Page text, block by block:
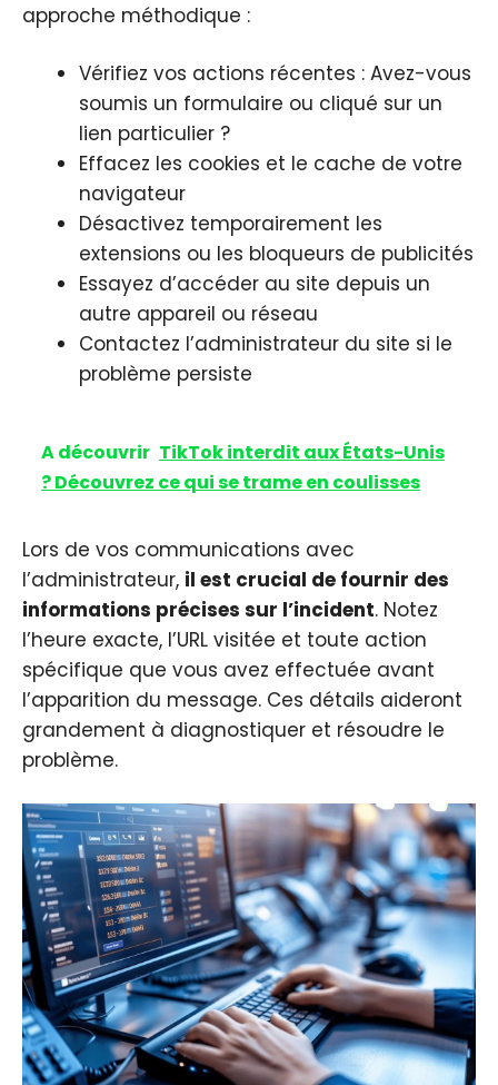
approche méthodique :
Vérifiez vos actions récentes : Avez-vous
soumis un formulaire ou cliqué sur un
lien particulier ?
Effacez les cookies et le cache de votre
navigateur
Désactivez temporairement les
extensions ou les bloqueurs de publicités
Essayez d’accéder au site depuis un
autre appareil ou réseau
Contactez l’administrateur du site si le
problème persiste
A découvrir TikTok interdit aux États-Unis
? Découvrez ce qui se trame en coulisses
Lors de vos communications avec
l’administrateur, il est crucial de fournir des
informations précises sur l’incident. Notez
l’heure exacte, l’URL visitée et toute action
spécifique que vous avez effectuée avant
l’apparition du message. Ces détails aideront
grandement à diagnostiquer et résoudre le
problème.